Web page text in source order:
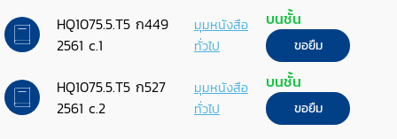
HQ1075.5.T5 ก449
2561 c.1
มุมหนังสือ
ทั่วไป
บนชั้น
ขอยืม
HQ1075.5.T5 ก527
2561 c.2
มุมหนังสือ
ทั่วไป
บนชั้น
ขอยืม